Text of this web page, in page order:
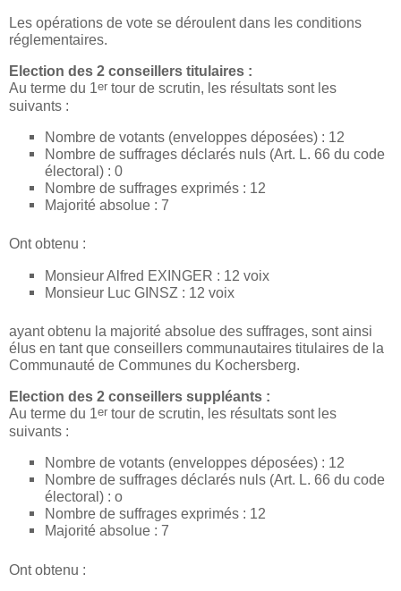
Les opérations de vote se déroulent dans les conditions
réglementaires.
Election des 2 conseillers titulaires :
Au terme du 1er tour de scrutin, les résultats sont les
suivants :
Nombre de votants (enveloppes déposées) : 12
Nombre de suffrages déclarés nuls (Art. L. 66 du code
électoral) : 0
Nombre de suffrages exprimés : 12
Majorité absolue : 7
Ont obtenu :
Monsieur Alfred EXINGER : 12 voix
Monsieur Luc GINSZ : 12 voix
ayant obtenu la majorité absolue des suffrages, sont ainsi
élus en tant que conseillers communautaires titulaires de la
Communauté de Communes du Kochersberg.
Election des 2 conseillers suppléants :
Au terme du 1er tour de scrutin, les résultats sont les
suivants :
Nombre de votants (enveloppes déposées) : 12
Nombre de suffrages déclarés nuls (Art. L. 66 du code
électoral) : o
Nombre de suffrages exprimés : 12
Majorité absolue : 7
Ont obtenu :